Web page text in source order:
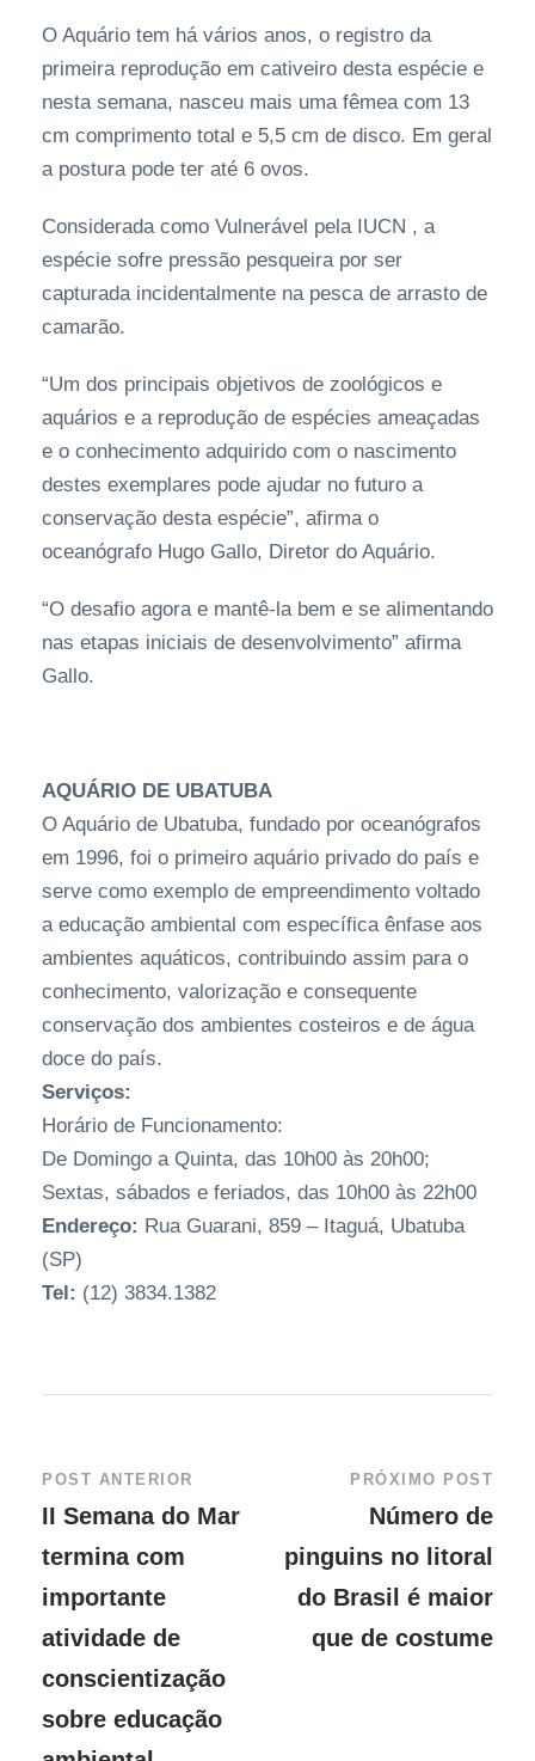
O Aquário tem há vários anos, o registro da
primeira reprodução em cativeiro desta espécie e
nesta semana, nasceu mais uma fêmea com 13
cm comprimento total e 5,5 cm de disco. Em geral
a postura pode ter até 6 ovos.
Considerada como Vulnerável pela IUCN , a
espécie sofre pressão pesqueira por ser
capturada incidentalmente na pesca de arrasto de
camarão.
“Um dos principais objetivos de zoológicos e
aquários e a reprodução de espécies ameaçadas
e o conhecimento adquirido com o nascimento
destes exemplares pode ajudar no futuro a
conservação desta espécie”, afirma o
oceanógrafo Hugo Gallo, Diretor do Aquário.
“O desafio agora e mantê-la bem e se alimentando
nas etapas iniciais de desenvolvimento” afirma
Gallo.
AQUÁRIO DE UBATUBA
O Aquário de Ubatuba, fundado por oceanógrafos
em 1996, foi o primeiro aquário privado do país e
serve como exemplo de empreendimento voltado
a educação ambiental com específica ênfase aos
ambientes aquáticos, contribuindo assim para o
conhecimento, valorização e consequente
conservação dos ambientes costeiros e de água
doce do país.
Serviços:
Horário de Funcionamento:
De Domingo a Quinta, das 10h00 às 20h00;
Sextas, sábados e feriados, das 10h00 às 22h00
Endereço: Rua Guarani, 859 – Itaguá, Ubatuba
(SP)
Tel: (12) 3834.1382
POST ANTERIOR
II Semana do Mar
termina com
importante
atividade de
conscientização
sobre educação
PRÓXIMO POST
Número de
pinguins no litoral
do Brasil é maior
que de costume